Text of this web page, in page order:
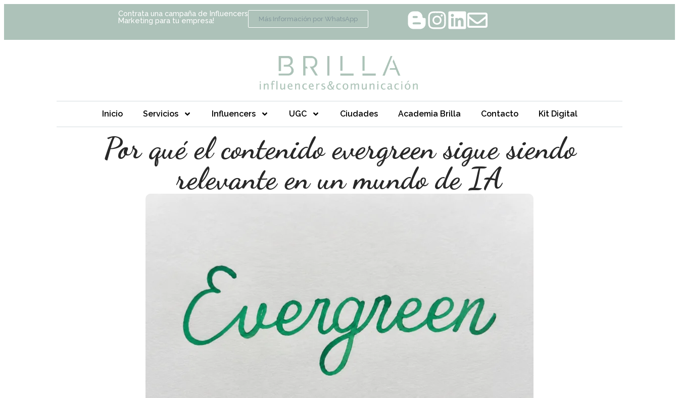
Contrata una campaña de Influencers
Marketing para tu empresa!
Más Información por WhatsApp
Inicio Servicios Influencers UGC Ciudades Academia Brilla Contacto Kit Digital
Por qué el contenido evergreen sigue siendo
relevante en un mundo de IA